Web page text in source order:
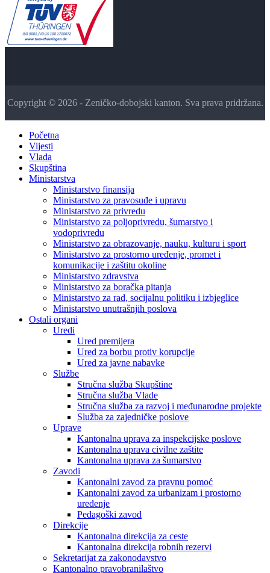
Copyright © 2026 - Zeničko-dobojski kanton. Sva prava pridržana.
Početna
Vijesti
Vlada
Skupština
Ministarstva
Ministarstvo finansija
Ministarstvo za pravosuđe i upravu
Ministarstvo za privredu
Ministarstvo za poljoprivredu, šumarstvo i
vodoprivredu
Ministarstvo za obrazovanje, nauku, kulturu i sport
Ministarstvo za prostorno uređenje, promet i
komunikacije i zaštitu okoline
Ministarstvo zdravstva
Ministarstvo za boračka pitanja
Ministarstvo za rad, socijalnu politiku i izbjeglice
Ministarstvo unutrašnjih poslova
Ostali organi
Uredi
Ured premijera
Ured za borbu protiv korupcije
Ured za javne nabavke
Službe
Stručna služba Skupštine
Stručna služba Vlade
Stručna služba za razvoj i međunarodne projekte
Služba za zajedničke poslove
Uprave
Kantonalna uprava za inspekcijske poslove
Kantonalna uprava civilne zaštite
Kantonalna uprava za šumarstvo
Zavodi
Kantonalni zavod za pravnu pomoć
Kantonalni zavod za urbanizam i prostorno
uređenje
Pedagoški zavod
Direkcije
Kantonalna direkcija za ceste
Kantonalna direkcija robnih rezervi
Sekretarijat za zakonodavstvo
Kantonalno pravobranilaštvo